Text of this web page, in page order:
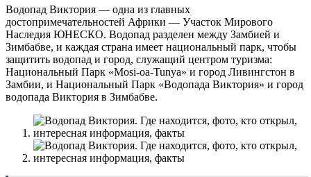
Водопад Виктория — одна из главных
достопримечательностей Африки — Участок Мирового
Наследия ЮНЕСКО. Водопад разделен между Замбией и
Зимбабве, и каждая страна имеет национальный парк, чтобы
защитить водопад и город, служащий центром туризма:
Национальный Парк «Mosi-oa-Tunya» и город Ливингстон в
Замбии, и Национальный Парк «Водопада Виктория» и город
водопада Виктория в Зимбабве.